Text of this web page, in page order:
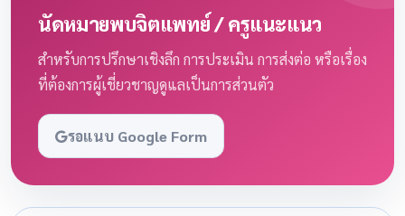
นัดหมายพบจิตแพทย์ / ครูแนะแนว
สำหรับการปรึกษาเชิงลึก การประเมิน การส่งต่อ หรือเรื่อง
ที่ต้องการผู้เชี่ยวชาญดูแลเป็นการส่วนตัว
รอแนบ Google Form